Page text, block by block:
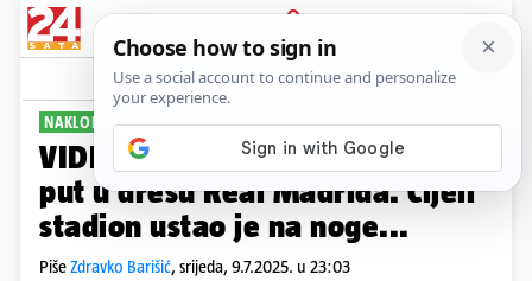
PRIJAVA
Sport Komentari
NAKLON KRALJU
VIDEO Luka Modrić posljednji
put u dresu Real Madrida. Cijeli
stadion ustao je na noge...
PišeZdravko Barišić, srijeda, 9.7.2025. u 23:03